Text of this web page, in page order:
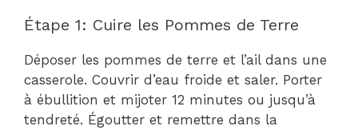
Étape 1: Cuire les Pommes de Terre
Déposer les pommes de terre et l’ail dans une
casserole. Couvrir d’eau froide et saler. Porter
à ébullition et mijoter 12 minutes ou jusqu’à
tendreté. Égoutter et remettre dans la